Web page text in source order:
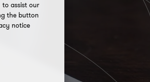
to assist our
the button
notice